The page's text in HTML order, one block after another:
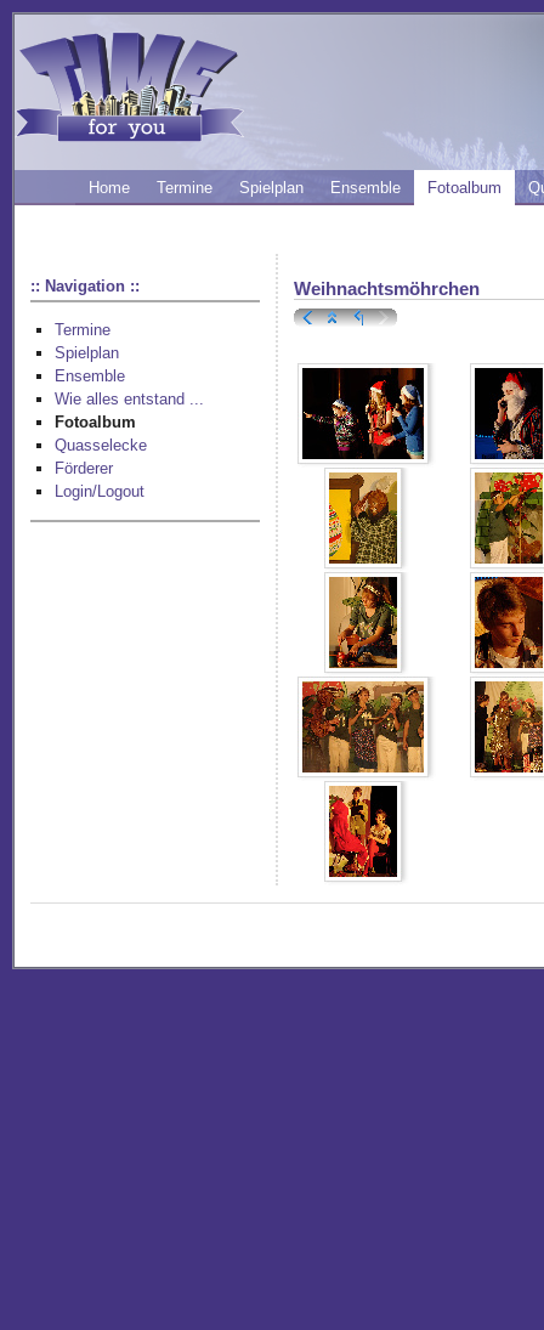
Home Termine Spielplan Ensemble Fotoalbum
:: Navigation ::
Termine
Spielplan
Ensemble
Wie alles entstand ...
Fotoalbum
Quasselecke
Förderer
Login/Logout
Weihnachtsmöhrchen